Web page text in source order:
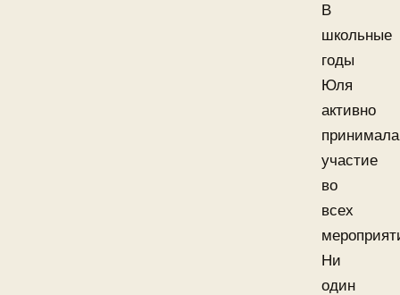
В
школьные
годы
Юля
активно
принимала
участие
во
всех
Ни
один